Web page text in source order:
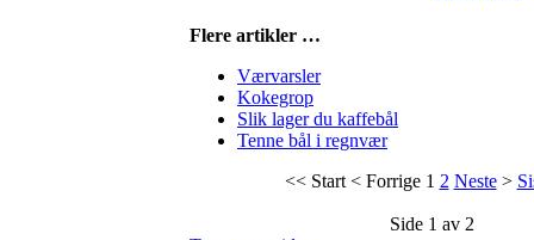
Flere artikler …
Værvarsler
Kokegrop
Slik lager du kaffebål
Tenne bål i regnvær
<< Start< Forrige 1 2 Neste>
Side 1 av 2